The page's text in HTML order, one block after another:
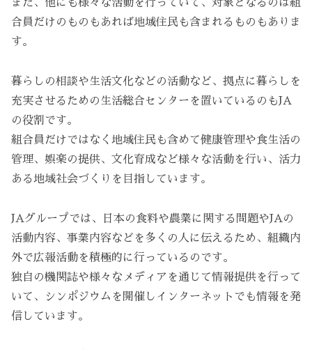
また、他にも様々な活動を行っていて、対象となるのは組
合員だけのものもあれば地域住民も含まれるものもありま
す。
暮らしの相談や生活文化などの活動など、拠点に暮らしを
充実させるための生活総合センターを置いているのもJA
の役割です。
組合員だけではなく地域住民も含めて健康管理や食生活の
管理、娯楽の提供、文化育成など様々な活動を行い、活力
ある地域社会づくりを目指しています。
JAグループでは、日本の食料や農業に関する問題やJAの
活動内容、事業内容などを多くの人に伝えるため、組織内
外で広報活動を積極的に行っているのです。
独自の機関誌や様々なメディアを通じて情報提供を行って
いて、シンポジウムを開催しインターネットでも情報を発
信しています。